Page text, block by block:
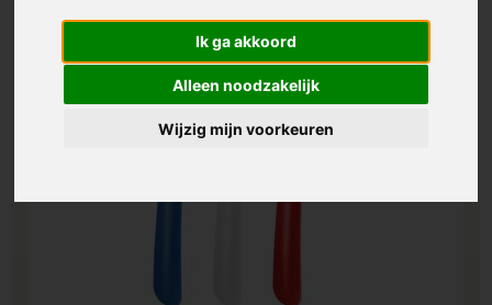
Ik ga akkoord
Alleen noodzakelijk
Wijzig mijn voorkeuren